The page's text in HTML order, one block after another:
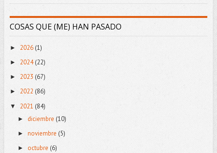
COSAS QUE (ME) HAN PASADO
► 2026(1)
► 2024(22)
► 2023 (67)
► 2022 (86)
▼ 2021 (84)
► diciembre (10)
► noviembre (5)
► octubre (6)